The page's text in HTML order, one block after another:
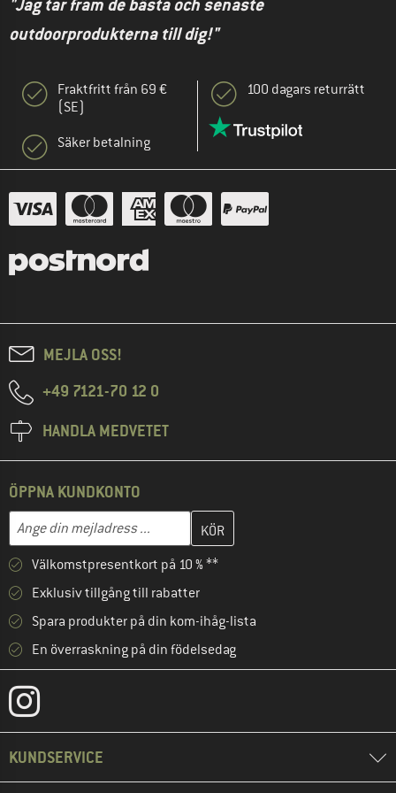
"Jag tar fram de bästa och senaste
outdoorprodukterna till dig!"
Fraktfritt från 69 €
(SE)
Säker betalning
100 dagars returrätt
MEJLA OSS!
+49 7121-70 12 0
HANDLA MEDVETET
ÖPPNA KUNDKONTO
Mejladress
Skriv in din e-postadress här och skapa ditt kundkonto i nästa
Välkomstpresentkort på 10 % **
Exklusiv tillgång till rabatter
Spara produkter på din kom-ihåg-lista
En överraskning på din födelsedag
KUNDSERVICE